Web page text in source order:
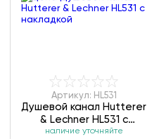
Артикул: HL531
Душевой канал Hutterer
& Lechner HL531 с
накладкой под плитку
наличие уточняйте